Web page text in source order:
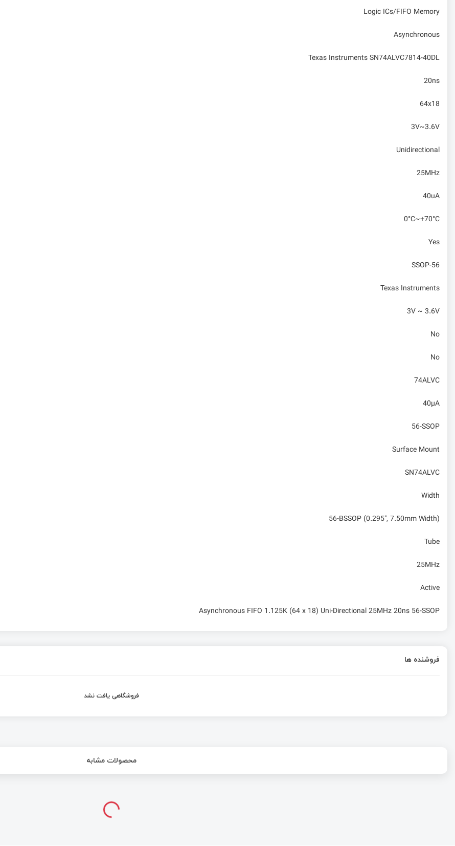
Logic ICs/FIFO Memory
Asynchronous
Texas Instruments SN74ALVC7814-40DL
20ns
64x18
3V~3.6V
Unidirectional
25MHz
40uA
0°C~+70°C
Yes
SSOP-56
Texas Instruments
3V ~ 3.6V
No
No
74ALVC
40µA
56-SSOP
Surface Mount
SN74ALVC
Width
56-BSSOP (0.295", 7.50mm Width)
Tube
25MHz
Active
Asynchronous FIFO 1.125K (64 x 18) Uni-Directional 25MHz 20ns 56-SSOP
فروشنده ها
فروشگاهی یافت نشد
محصولات مشابه